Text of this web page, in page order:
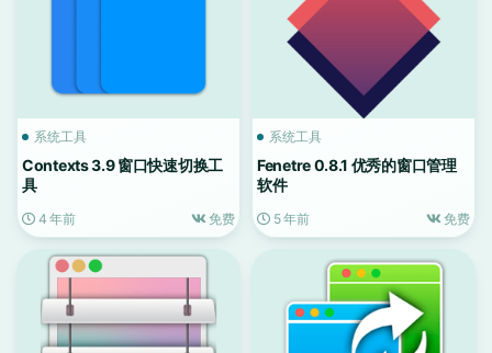
系统工具
Contexts 3.9 窗口快速切换工
具
4 年前 免费
系统工具
Fenetre 0.8.1 优秀的窗口管理
软件
5 年前 免费